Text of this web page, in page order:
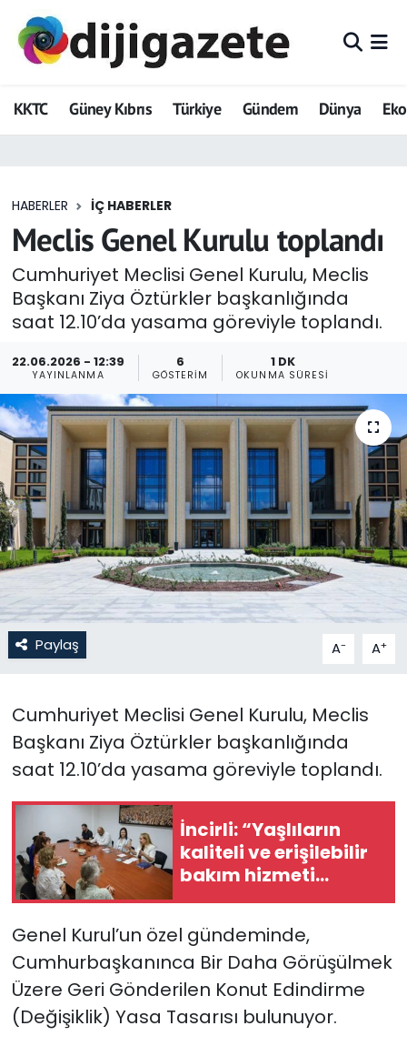
KKTC Güney Kıbrıs Türkiye Gündem Dünya
HABERLER İÇ HABERLER
Meclis Genel Kurulu toplandı
Cumhuriyet Meclisi Genel Kurulu, Meclis
Başkanı Ziya Öztürkler başkanlığında
saat 12.10’da yasama göreviyle toplandı.
22.06.2026 - 12:39
YAYINLANMA
6
GÖSTERIM
1 DK
OKUNMA SÜRESI
Paylaş A- A+
Cumhuriyet Meclisi Genel Kurulu, Meclis
Başkanı Ziya Öztürkler başkanlığında
saat 12.10’da yasama göreviyle toplandı.
İncirli: “Yaşlıların
kaliteli ve erişilebilir
bakım hizmeti
alması en temel
Genel Kurul’un özel gündeminde,
Cumhurbaşkanınca Bir Daha Görüşülmek
Üzere Geri Gönderilen Konut Edindirme
(Değişiklik) Yasa Tasarısı bulunuyor.
ADVERTORIAL
Dijigazete
Eğitim
Ekonomi
Foto Galeri
Güncel
Gündem
KKTC
KKTC YEREL SEÇİM 2018
Kültür Sanat
Magazin
Nöbetçi Eczaneler
Otomobil Dünyası
Politika
SAĞLIK
Spor
Teknoloji
TÜRKiYE
Hava Durumu
Trafik Durumu
Tüm Manşetler
Son Dakika Haberleri
Haber Arşivi